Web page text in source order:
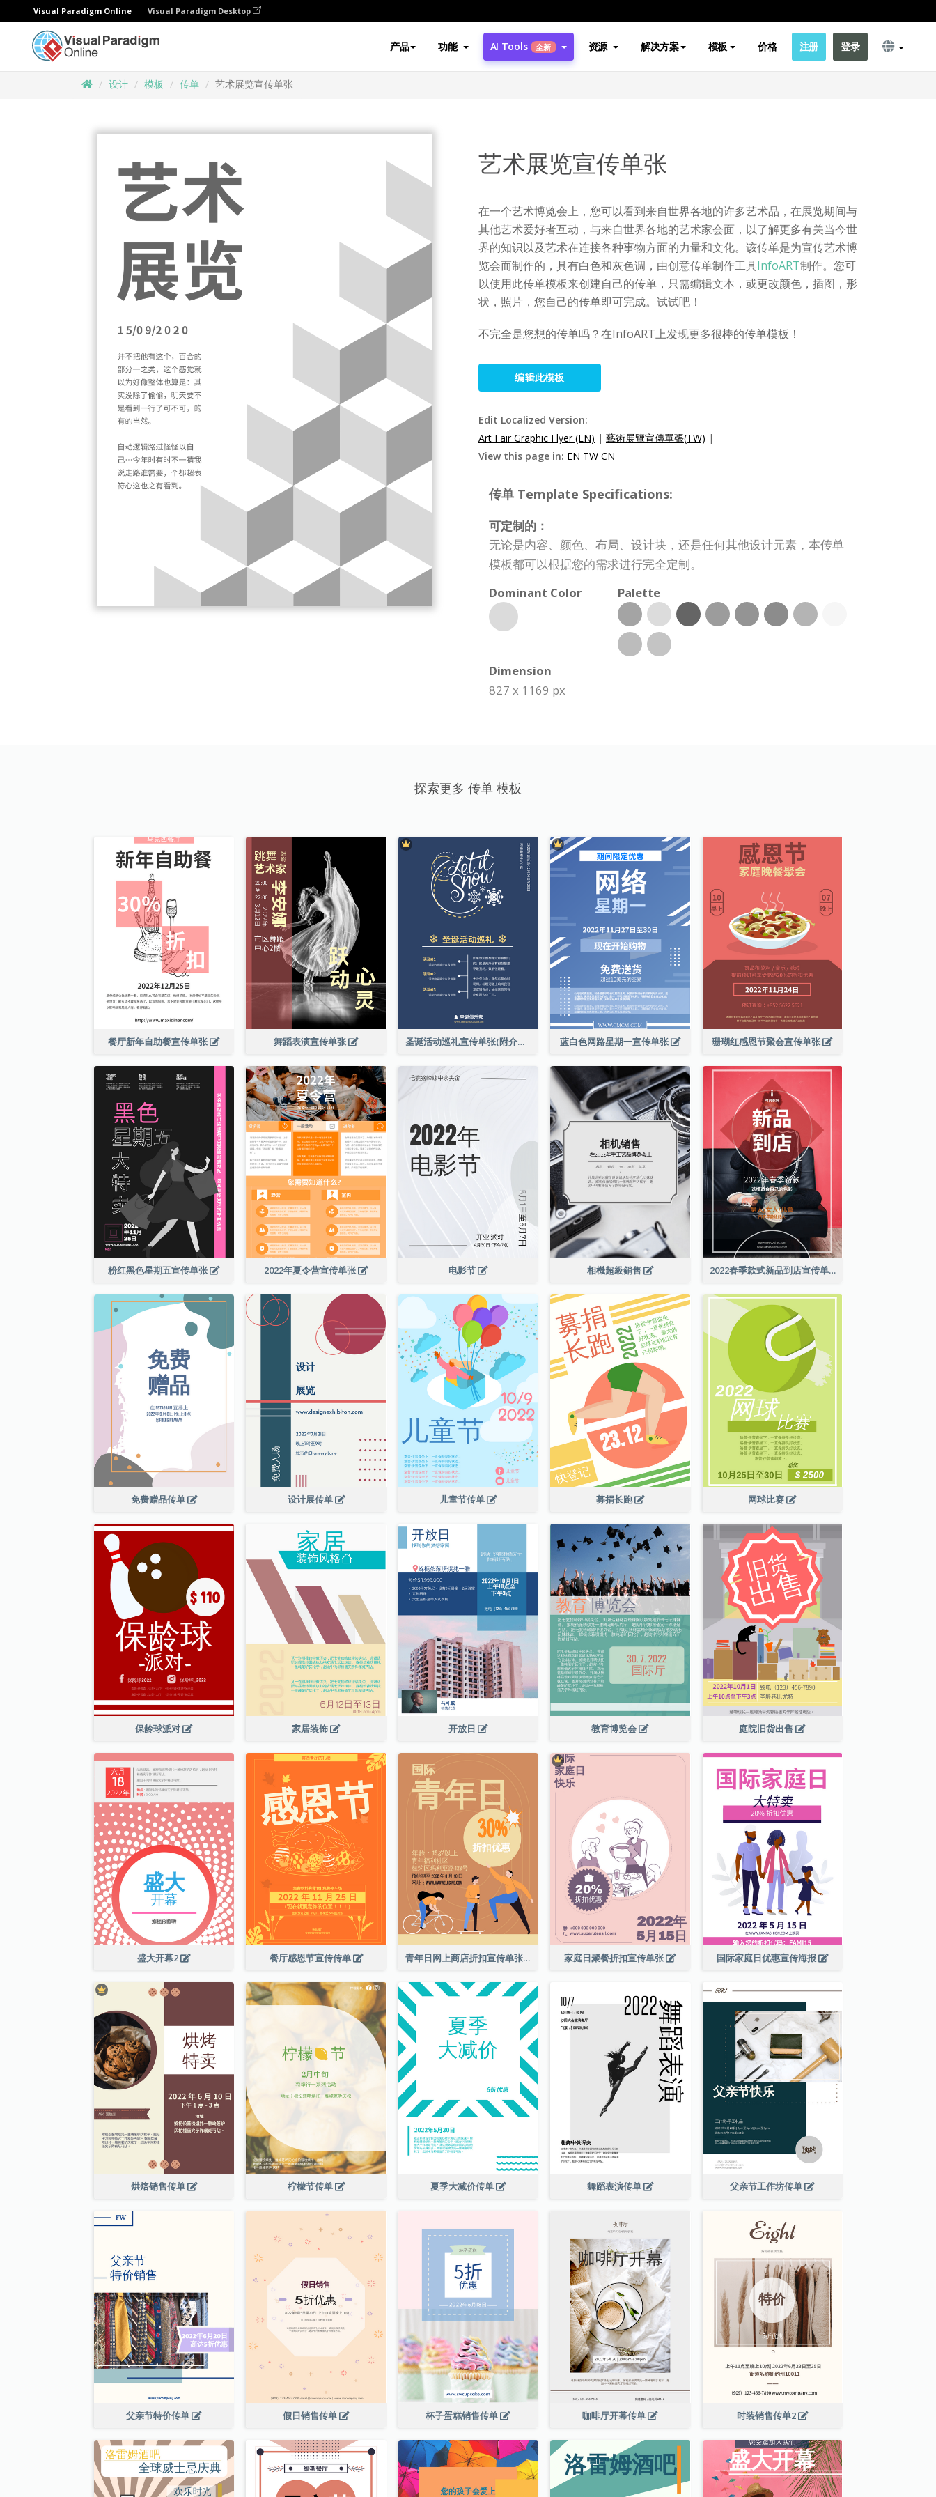
Visual Paradigm Online Visual Paradigm Desktop
产品 功能 AI Tools 全新 资源 解决方案 模板 价格 注册 登录
设计 模板 传单 艺术展览宣传单张
艺术展览宣传单张
在一个艺术博览会上，您可以看到来自世界各地的许多艺术品，在展览期间与
其他艺术爱好者互动，与来自世界各地的艺术家会面，以了解更多有关当今世
界的知识以及艺术在连接各种事物方面的力量和文化。该传单是为宣传艺术博
览会而制作的，具有白色和灰色调，由创意传单制作工具InfoART制作。您可
以使用此传单模板来创建自己的传单，只需编辑文本，或更改颜色，插图，形
状，照片，您自己的传单即可完成。试试吧！
不完全是您想的传单吗？在InfoART上发现更多很棒的传单模板！
编辑此模板
Edit Localized Version:
Art Fair Graphic Flyer (EN) | 藝術展覽宣傳單張(TW) |
View this page in: EN TW CN
传单 Template Specifications:
可定制的：
无论是内容、颜色、布局、设计块，还是任何其他设计元素，本传单
模板都可以根据您的需求进行完全定制。
Dominant Color
Palette
Dimension
827 x 1169 px
探索更多 传单 模板
餐厅新年自助餐宣传单张 舞蹈表演宣传单张 圣诞活动巡礼宣传单张(附介绍) 蓝白色网路星期一宣传单张 珊瑚红感恩节聚会宣传单张
粉红黑色星期五宣传单张 2022年夏令营宣传单张 电影节 相機超級銷售 2022春季款式新品到店宣传单张
免费赠品传单 设计展传单 儿童节传单 募捐长跑 网球比赛
保龄球派对 家居装饰 开放日 教育博览会 庭院旧货出售
盛大开幕2 餐厅感恩节宣传传单 青年日网上商店折扣宣传单张 家庭日聚餐折扣宣传单张 国际家庭日优惠宣传海报
烘焙销售传单 柠檬节传单 夏季大减价传单 舞蹈表演传单 父亲节工作坊传单
父亲节特价传单 假日销售传单 杯子蛋糕销售传单 咖啡厅开幕传单 时装销售传单2